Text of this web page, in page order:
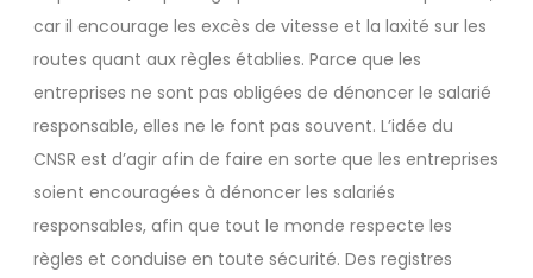
car il encourage les excès de vitesse et la laxité sur les
routes quant aux règles établies. Parce que les
entreprises ne sont pas obligées de dénoncer le salarié
responsable, elles ne le font pas souvent. L’idée du
CNSR est d’agir afin de faire en sorte que les entreprises
soient encouragées à dénoncer les salariés
responsables, afin que tout le monde respecte les
règles et conduise en toute sécurité. Des registres